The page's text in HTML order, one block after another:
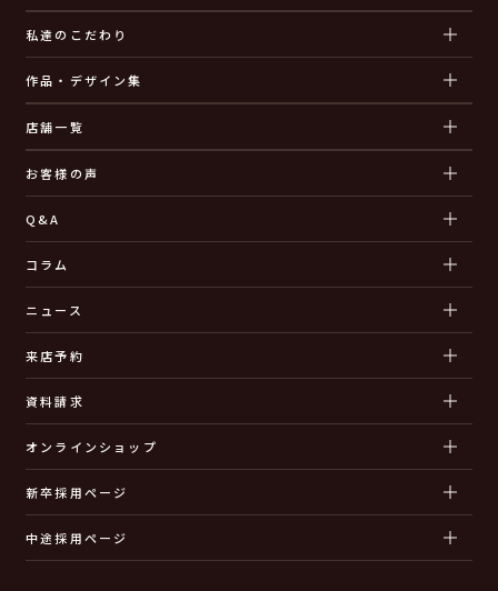
私達のこだわり
作品・デザイン集
店舗一覧
お客様の声
Q&A
コラム
ニュース
来店予約
資料請求
オンラインショップ
新卒採用ページ
中途採用ページ